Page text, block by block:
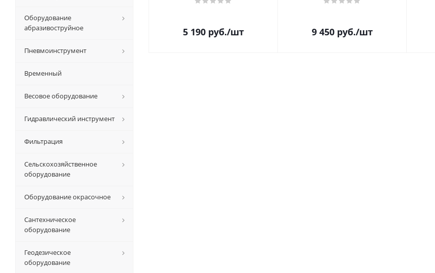
5 190 руб./шт 9 450 руб./шт
Оборудование
абразивоструйное
Пневмоинструмент
Временный
Весовое оборудование
Гидравлический инструмент
Фильтрация
Сельскохозяйственное
оборудование
Оборудование окрасочное
Сантехническое
оборудование
Геодезическое
оборудование